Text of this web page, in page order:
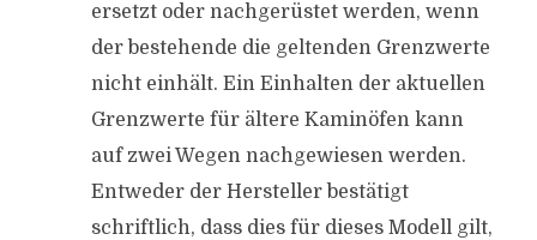
ersetzt oder nachgerüstet werden, wenn
der bestehende die geltenden Grenzwerte
nicht einhält. Ein Einhalten der aktuellen
Grenzwerte für ältere Kaminöfen kann
auf zwei Wegen nachgewiesen werden.
Entweder der Hersteller bestätigt
schriftlich, dass dies für dieses Modell gilt,